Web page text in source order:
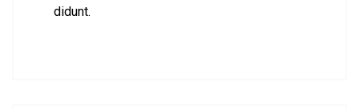
didunt.